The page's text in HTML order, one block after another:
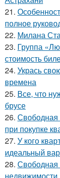
21.
полное
22. Милана
23. Группа
стоимость
24. Укрась
времена
25. Все, что
брусе
26. Свободная
при покупке
27. У кого
идеальный
28. Свободная